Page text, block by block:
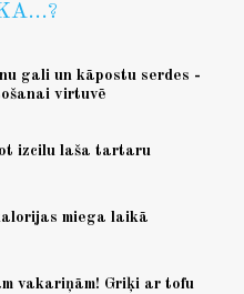
gali un kāpostu serdes -
virtuvē
izcilu laša tartaru
miega laikā
vakariņām! Griķi ar tofu